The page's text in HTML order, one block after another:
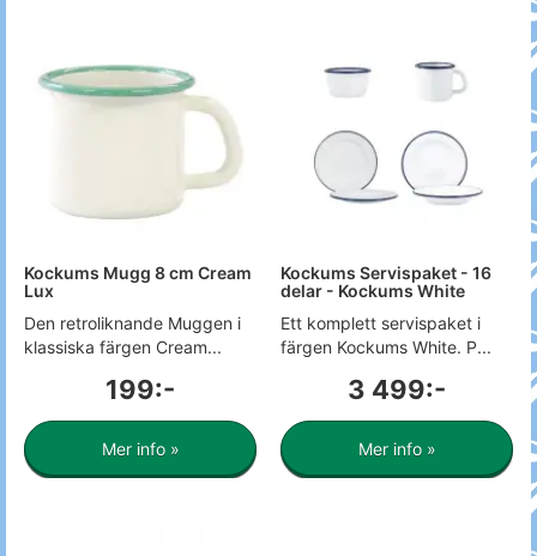
Kockums Mugg 8 cm Cream
Lux
Den retroliknande Muggen i
klassiska färgen Cream...
199:-
Mer info »
Kockums Servispaket - 16
delar - Kockums White
Ett komplett servispaket i
färgen Kockums White. P...
3 499:-
Mer info »